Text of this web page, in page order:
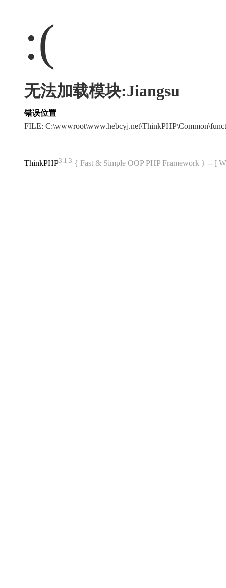
:(
无法加载模块:Jiangsu
错误位置
FILE:
ThinkPHP3.1.3 { Fast & Simple OOP PHP Framework } -- [